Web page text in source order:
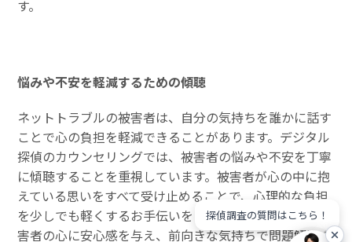
す。
悩みや不安を軽減するための傾聴
ネットトラブルの被害者は、自分の気持ちを誰かに話す
ことで心の負担を軽減できることがあります。デジタル
探偵のカウンセリングでは、被害者の悩みや不安を丁寧
に傾聴することを重視しています。被害者が心の中に抱
えている思いをすべて受け止めることで、心理的な負担
を少しでも軽くするお手伝いをします。傾聴により、被
害者の心に安心感を与え、前向きな気持ちで問題解決に
探偵調査の質問はこちら！